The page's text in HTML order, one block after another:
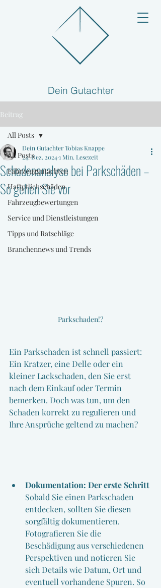
Dein Gutachter
Beitrag
All Posts
Fahrzeuggutachten
Haftpflichschäden
Fahrzeugbewertungen
Service und Dienstleistungen
Tipps und Ratschläge
Branchennews und Trends
All Posts
Schadenanalyse bei Parkschäden –
So gehen Sie vor
Dein Gutachter Tobias Knappe
24. Dez. 20241 Min. Lesezeit
Parkschaden!?
Ein Parkschaden ist schnell passiert:
Ein Kratzer, eine Delle oder ein
kleiner Lackschaden, den Sie erst
nach dem Einkauf oder Termin
bemerken. Doch was tun, um den
Schaden korrekt zu regulieren und
Ihre Ansprüche geltend zu machen?
Dokumentation: Der erste Schritt
Sobald Sie einen Parkschaden
entdecken, sollten Sie diesen
sorgfältig dokumentieren.
Fotografieren Sie die
Beschädigung aus verschiedenen
Perspektiven und notieren Sie
sich Details wie Datum, Ort und
eventuell vorhandene Spuren. So